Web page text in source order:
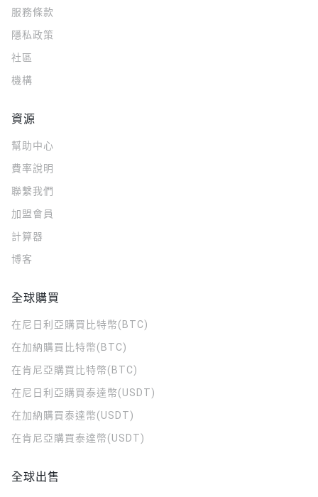
服務條款
隱私政策
社區
機構
資源
幫助中心
費率說明
聯繫我們
加盟會員
計算器
博客
全球購買
在尼日利亞購買比特幣(BTC)
在加納購買比特幣(BTC)
在肯尼亞購買比特幣(BTC)
在尼日利亞購買泰達幣(USDT)
在加納購買泰達幣(USDT)
在肯尼亞購買泰達幣(USDT)
全球出售